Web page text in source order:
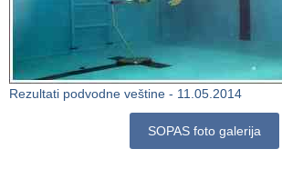
Rezultati podvodne veštine - 11.05.2014
SOPAS foto galerija